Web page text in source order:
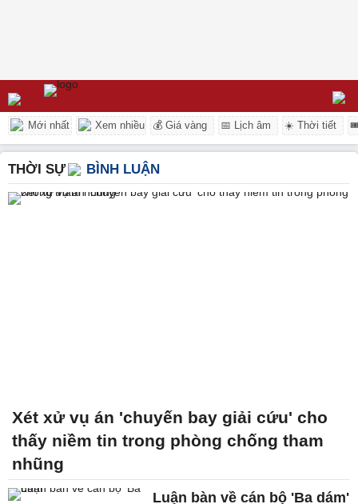
Mới nhất Xem nhiều 💰 Giá vàng 📅 Lịch âm ☀️ Thời tiết
THỜI SỰ BÌNH LUẬN
Xét xử vụ án 'chuyến bay giải cứu' cho
thấy niềm tin trong phòng chống tham
nhũng
Luận bàn về cán bộ 'Ba dám'